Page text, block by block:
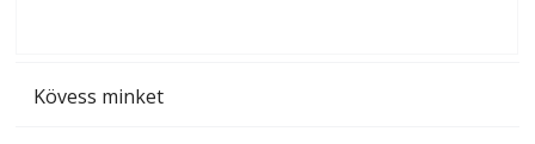
Kövess minket